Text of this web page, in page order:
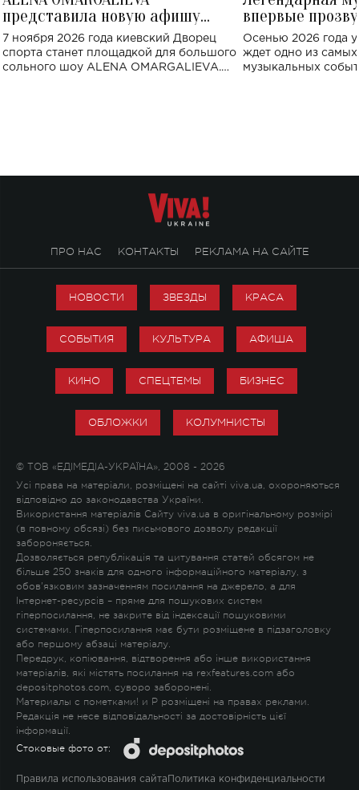
представила новую афишу
большого концерта во Дворце
спорта
7 ноября 2026 года киевский Дворец
спорта станет площадкой для большого
сольного шоу ALENA OMARGALIEVA.
впервые
Украине: где
Осенью 2026 года
ждет одно из
музыкальных
ПРО НАС КОНТАКТЫ РЕКЛАМА НА САЙТЕ
НОВОСТИ ЗВЕЗДЫ КРАСА
СОБЫТИЯ КУЛЬТУРА АФИША
КИНО СПЕЦТЕМЫ БИЗНЕС
ОБЛОЖКИ КОЛУМНИСТЫ
© ТОВ «ЕДІМЕДІА-УКРАЇНА», 2008 - 2026
Усі права на матеріали, розміщені на сайті viva.ua, охороняються
відповідно до законодавства України.
Використання матеріалів Сайту viva.ua в оригінальному розмірі
(в повному обсязі) без письмового дозволу редакції
забороняється.
Дозволяється републікація та цитування статей обсягом не
більше 250 знаків для одного інформаційного матеріалу, з
обов'язковим зазначенням посилання на джерело, а для
Інтернет-ресурсів – пряме для пошукових систем
гіперпосилання, не закрите від індексації пошуковими
системами. Гіперпосилання має бути розміщене в підзаголовку
або першому абзаці матеріалу.
Передрук, копіювання, відтворення або інше використання
матеріалів, які містять посилання на rexfeatures.com або
depositphotos.com, суворо заборонені.
Материалы с пометками! и P розміщені на правах реклами.
Редакція не несе відповідальності за достовірність цієї
інформації.
Стоковые фото от:
Правила использования сайта Политика конфиденциальности